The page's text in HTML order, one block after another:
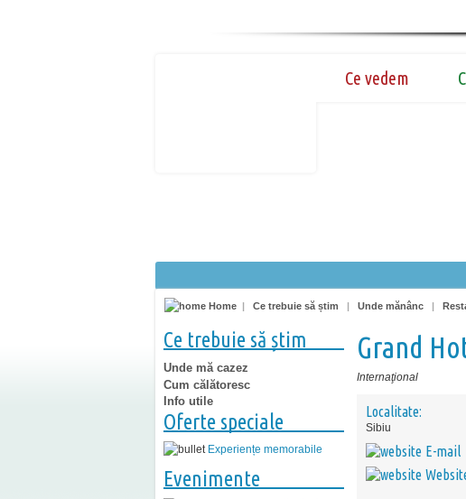
Ce vedem
Home | Ce trebuie să știm | Unde mănânc |
Ce trebuie să știm
Unde mă cazez
Cum călătoresc
Info utile
Oferte speciale
Experiențe memorabile
Evenimente
Grand
Internaţional
Localitate:
Sibiu
E-mail